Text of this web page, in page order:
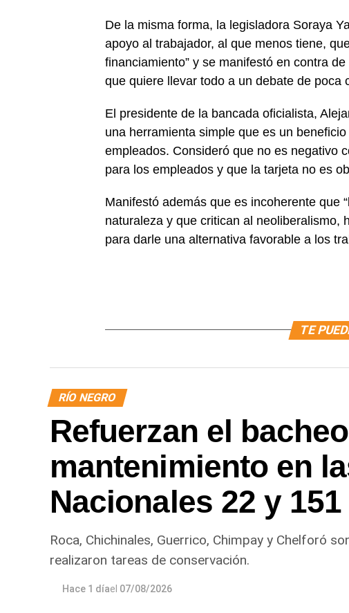
De la misma forma, la legisladora Soraya
apoyo al trabajador, al que menos tiene,
financiamiento” y se manifestó en contra
que quiere llevar todo a un debate de poca
El presidente de la bancada oficialista,
una herramienta simple que es un
empleados. Consideró que no es negativo
para los empleados y que la tarjeta no es
Manifestó además que es incoherente que
naturaleza y que critican al neoliberalismo,
para darle una alternativa favorable a los
TE
RÍO NEGRO
Refuerzan el
mantenimiento en
Nacionales 22 y 151
Roca, Chichinales, Guerrico, Chimpay y Chelforó
realizaron tareas de conservación.
Hace 1 díael 07/08/2026